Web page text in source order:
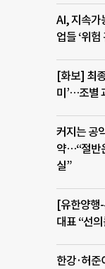
AI, 지속가
업들 ‘위험
[화보] 최
미’…조별
커지는 공
약…“절반
실”
[유한양행
대표 “선
한강·허준